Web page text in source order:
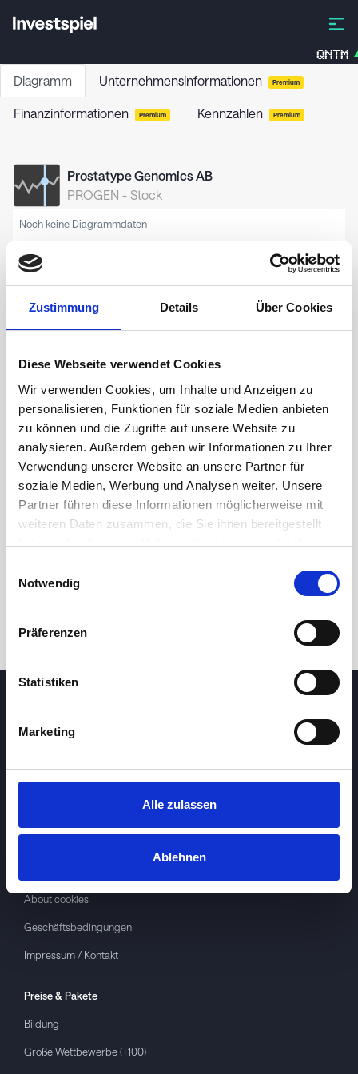
Zustimmung Details Über Cookies
Diese Webseite verwendet Cookies
Wir verwenden Cookies, um Inhalte und Anzeigen zu
personalisieren, Funktionen für soziale Medien anbieten
zu können und die Zugriffe auf unsere Website zu
analysieren. Außerdem geben wir Informationen zu Ihrer
Verwendung unserer Website an unsere Partner für
soziale Medien, Werbung und Analysen weiter. Unsere
Partner führen diese Informationen möglicherweise mit
weiteren Daten zusammen, die Sie ihnen bereitgestellt
haben oder die sie im Rahmen Ihrer Nutzung der Dienste
Notwendig
Präferenzen
Statistiken
Marketing
Alle zulassen
Ablehnen
QNTM
Diagramm Unternehmensinformationen Premium
Finanzinformationen Premium Kennzahlen Premium
Prostatype Genomics AB
PROGEN - Stock
Noch keine Diagrammdaten
24 Std. 1M 3M 1J 5J
About cookies
Geschäftsbedingungen
Impressum / Kontakt
Preise & Pakete
Bildung
Große Wettbewerbe (+100)